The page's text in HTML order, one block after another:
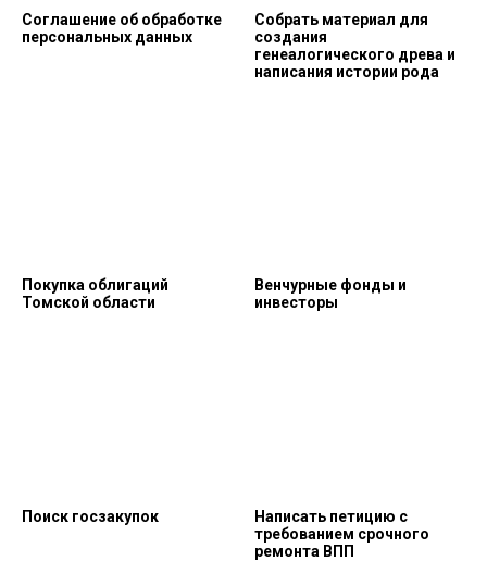
Соглашение об обработке
персональных данных
Собрать материал для
создания
генеалогического древа и
написания истории рода
Покупка облигаций
Томской области
Венчурные фонды и
инвесторы
Поиск госзакупок
Написать петицию с
требованием срочного
ремонта ВПП